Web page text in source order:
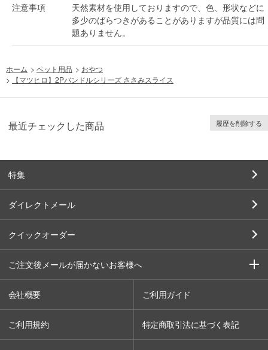
注意事項
天然素材を使用しておりますので、色、形状などに
多少のばらつきがあることがありますが品質には問
題ありません。
ホーム > ペット用品 > おやつ
>
【マツヒロ】2Pバンドルシリーズ ささみスライス
最近チェックした商品 履歴を削除する
特集
ダイレクトメール
クイックオーダー
ご注文後メールが届かないお客様へ
会社概要 ご利用ガイド
ご利用規約 特定商取引法に基づく表記